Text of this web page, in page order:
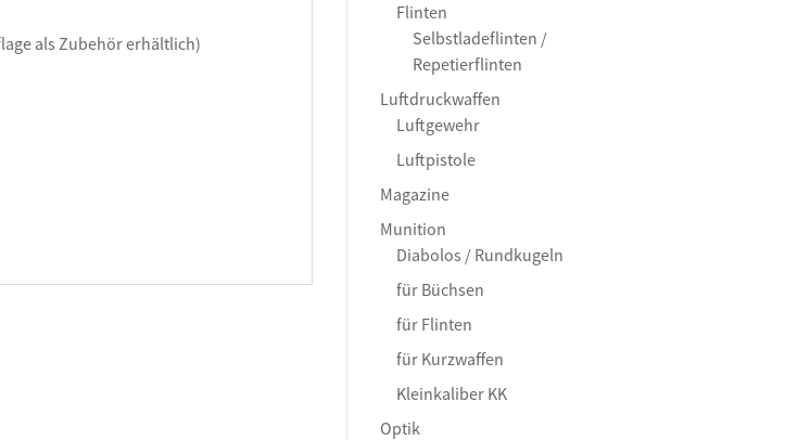
als Zubehör erhältlich)
Flinten
Selbstladeflinten /
Repetierflinten
Luftdruckwaffen
Luftgewehr
Luftpistole
Magazine
Munition
Diabolos / Rundkugeln
für Büchsen
für Flinten
für Kurzwaffen
Kleinkaliber KK
Optik